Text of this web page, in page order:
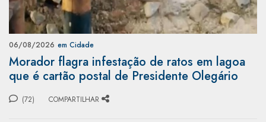
06/08/2026 em Cidade
Morador flagra infestação de ratos em lagoa
que é cartão postal de Presidente Olegário
(72) COMPARTILHAR